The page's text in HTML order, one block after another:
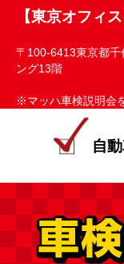
【東京オフィス
〒100-6413東京都
ング13階
※マッハ車検説明会
自